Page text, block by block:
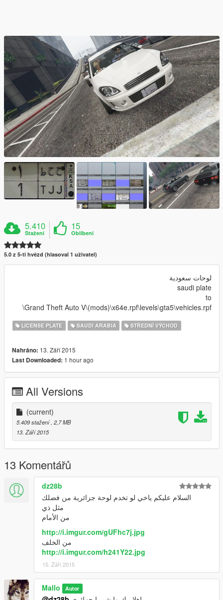
5.410
Stažení
15
Oblíbení
5.0 z 5-ti hvězd (hlasoval 1 uživatel)
لوحات سعودية
saudi plate
to
Grand Theft Auto V\(mods)\x64e.rpf\levels\gta5\vehicles.rpf\
LICENSE PLATE SAUDI ARABIA STŘEDNÍ VÝCHOD
Nahráno: 13. Září 2015
Last Downloaded: 1 hour ago
All Versions
(current)
5.409 stažení , 2,7 MB
13. Září 2015
13 Komentářů
dz28b
السلام عليكم ياخي لو تخدم لوحة جزائرية من فضلك
مثل ذي
من الأمام
http://i.imgur.com/gUFhc7j.jpg
من الخلف
http://i.imgur.com/h241Y22.jpg
15. Září 2015
Mallo Autor